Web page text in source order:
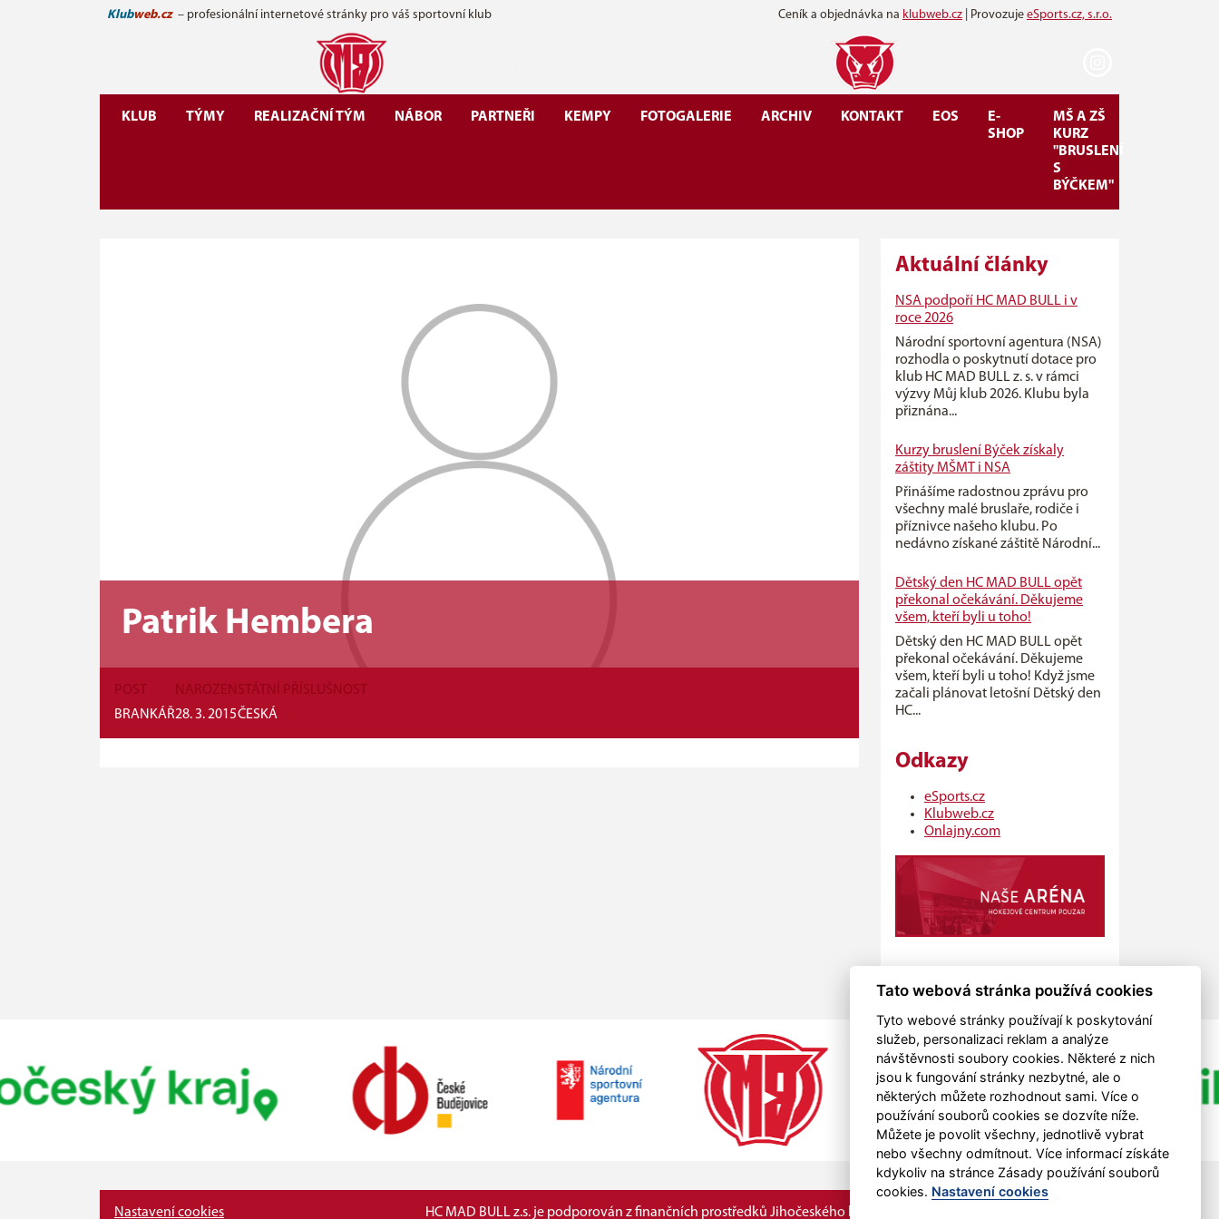
Klubweb.cz – profesionální internetové stránky pro váš sportovní klub Ceník a objednávka na klubweb.cz | Provozuje eSports.cz, s.r.o.
KLUB TÝMY REALIZAČNÍ TÝM NÁBOR PARTNEŘI KEMPY FOTOGALERIE ARCHIV KONTAKT EOS
E-
SHOP
MŠ A ZŠ
KURZ
"BRUSLENÍ
S
BÝČKEM"
Patrik Hembera
POST
BRANKÁŘ
NAROZEN
28. 3. 2015
STÁTNÍ PŘÍSLUŠNOST
ČESKÁ
Aktuální články
NSA podpoří HC MAD BULL i v
roce 2026
Národní sportovní agentura (NSA)
rozhodla o poskytnutí dotace pro
klub HC MAD BULL z. s. v rámci
výzvy Můj klub 2026. Klubu byla
přiznána...
Kurzy bruslení Býček získaly
záštity MŠMT i NSA
Přinášíme radostnou zprávu pro
všechny malé bruslaře, rodiče i
příznivce našeho klubu. Po
nedávno získané záštitě Národní...
Dětský den HC MAD BULL opět
překonal očekávání. Děkujeme
všem, kteří byli u toho!
Dětský den HC MAD BULL opět
překonal očekávání. Děkujeme
všem, kteří byli u toho! Když jsme
začali plánovat letošní Dětský den
HC...
Odkazy
eSports.cz
Klubweb.cz
Onlajny.com
Nastavení cookies HC MAD BULL z.s. je podporován z finančních prostředků Jihočeského kraje.
Tato webová stránka používá cookies
Tyto webové stránky používají k poskytování
služeb, personalizaci reklam a analýze
návštěvnosti soubory cookies. Některé z nich
jsou k fungování stránky nezbytné, ale o
některých můžete rozhodnout sami. Více o
používání souborů cookies se dozvíte níže.
Můžete je povolit všechny, jednotlivě vybrat
nebo všechny odmítnout. Více informací získáte
kdykoliv na stránce Zásady používání souborů
cookies. Nastavení cookies